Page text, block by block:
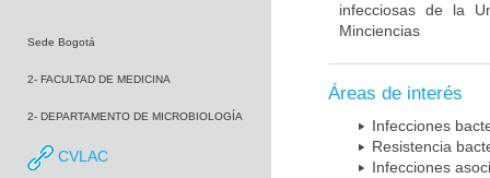
Sede Bogotá
2- FACULTAD DE MEDICINA
2- DEPARTAMENTO DE MICROBIOLOGÍA
CVLAC
infecciosas de la
Minciencias
Áreas de interés
Infecciones
Resistencia
Infecciones